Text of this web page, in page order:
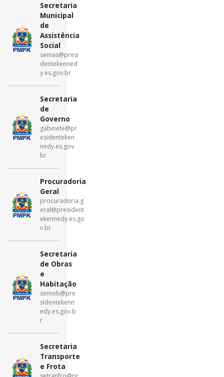
Secretaria
Municipal
de
Assistência
Social
semas@presi
dentekenned
y.es.gov.br
Secretaria
de
Governo
gabinete@pr
esidenteken
nedy.es.gov.
br
Procuradoria
Geral
procuradoria.g
eral@president
ekennedy.es.go
v.br
Secretaria
de Obras
e
Habitação
semob@pre
sidentekenn
edy.es.gov.b
r
Secretaria
Transporte
e Frota